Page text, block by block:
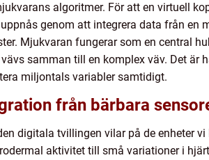
algoritmer. För att en virtuell
genom att integrera data från en
Mjukvaran fungerar som en central
samman till en komplex väv. Det
miljontals variabler samtidigt.
från bärbara
digitala tvillingen vilar på de enheter
aktivitet till små variationer i